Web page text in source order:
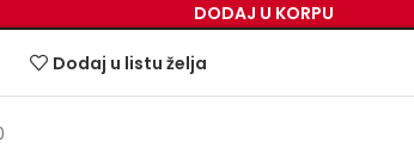
DODAJ U KORPU
Dodaj u listu želja